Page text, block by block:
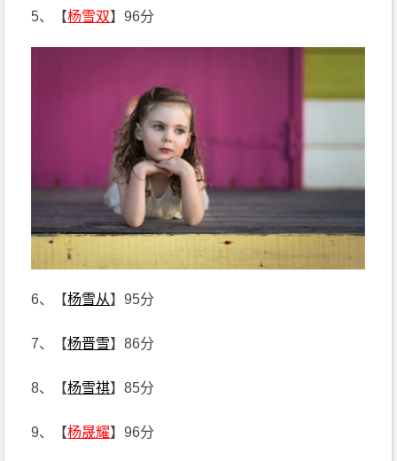
5、【杨雪双】96分
6、【杨雪从】95分
7、【杨晋雪】86分
8、【杨雪祺】85分
9、【杨晟耀】96分